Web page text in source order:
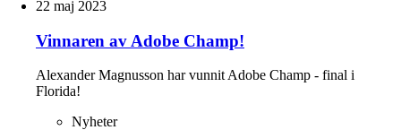
22 maj 2023
Vinnaren av Adobe Champ!
Alexander Magnusson har vunnit Adobe Champ - final i
Florida!
Nyheter